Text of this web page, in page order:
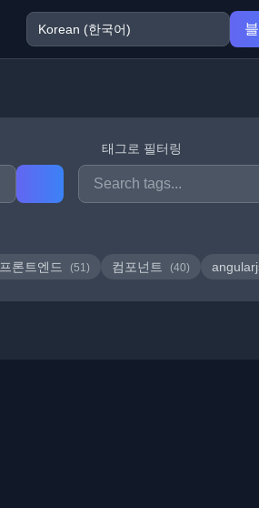
태그로 필터링
프론트엔드 (51) 컴포넌트 (40)